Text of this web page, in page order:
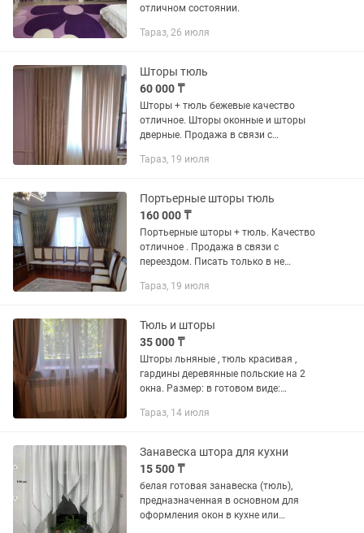
отличном состоянии.
Тараз, 26 июля
Шторы тюль
60 000 ₸
Шторы + тюль бежевые качество
отличное. Шторы оконные и шторы
дверные. Продажа в связи с
звонить
Тараз, 19 июля
Портьерные шторы тюль
160 000 ₸
Портьерные шторы + тюль. Качество
отличное . Продажа в связи с
переездом. Писать только в не
Тараз, 19 июля
Тюль и шторы
35 000 ₸
Шторы льняные , тюль красивая ,
гардины деревянные польские на 2
окна. Размер: в готовом виде:
Шторы:высота 2.60 ширина2.00
Тараз, 14 июля
Занавеска штора для кухни
15 500 ₸
белая готовая занавеска (тюль),
предназначенная в основном для
оформления окон в кухне или